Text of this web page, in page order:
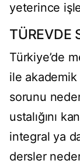
yeterince
TÜREVDE
Türkiye’de
ile akademik
sorunu
ustalığını
integral ya
dersler